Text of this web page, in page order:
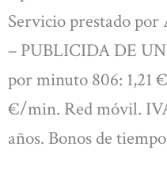
Servicio prestado
– PUBLICIDA DE
por minuto 806: 1,21
€/min. Red móvil.
años. Bonos de